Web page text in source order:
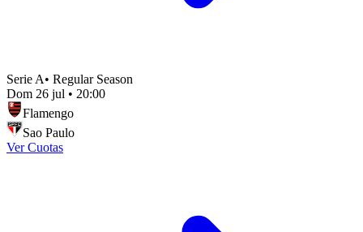
Serie A• Regular Season
Dom 26 jul • 20:00
Flamengo
Sao Paulo
Ver Cuotas